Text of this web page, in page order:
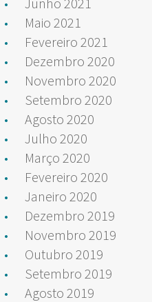
Maio 2021
Fevereiro 2021
Dezembro 2020
Novembro 2020
Setembro 2020
Agosto 2020
Julho 2020
Março 2020
Fevereiro 2020
Janeiro 2020
Dezembro 2019
Novembro 2019
Outubro 2019
Setembro 2019
Agosto 2019